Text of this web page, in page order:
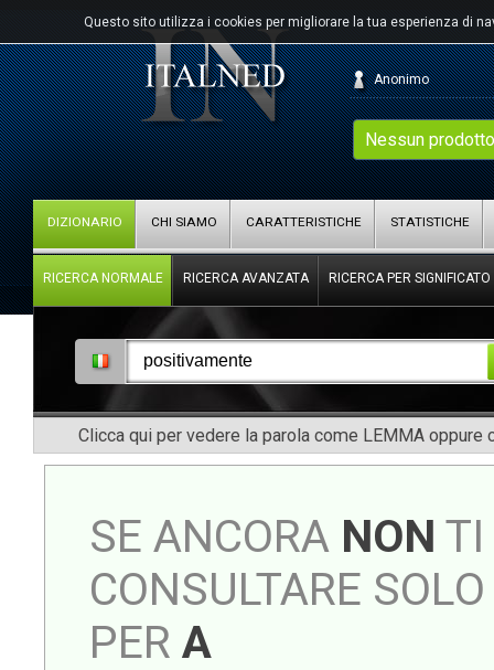
Questo sito utilizza i cookies per migliorare la tua esperienza di
Nessun
Anonimo
DIZIONARIO CHI SIAMO CARATTERISTICHE STATISTICHE
RICERCA NORMALE RICERCA AVANZATA RICERCA PER SIGNIFICATO
Clicca qui per vedere la parola come LEMMA oppure
SE ANCORA NON TI
CONSULTARE
PER A